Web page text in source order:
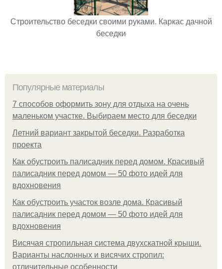
Строительство беседки своими руками. Каркас дачной
беседки
Популярные материалы
7 способов оформить зону для отдыха на очень
маленьком участке. Выбираем место для беседки
Летний вариант закрытой беседки. Разработка
проекта
Как обустроить палисадник перед домом. Красивый
палисадник перед домом — 50 фото идей для
вдохновения
Как обустроить участок возле дома. Красивый
палисадник перед домом — 50 фото идей для
вдохновения
Висячая стропильная система двухскатной крыши.
Варианты наслонных и висячих стропил:
отличительные особенности